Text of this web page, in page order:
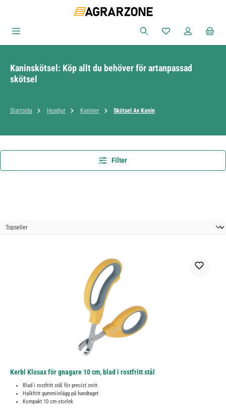
Du har 0 objekt i
Kaninskötsel: Köp allt du behöver för artanpassad
skötsel
Startsida Husdjur Kaniner Skötsel Av Kanin
Filter
Kerbl Klosax för gnagare 10 cm, blad i rostfritt stål
Blad i rostfritt stål för precist snitt
Halkfritt gummiinlägg på handtaget
Kompakt 10 cm-storlek